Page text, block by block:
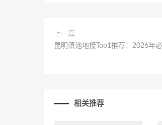
上一篇
昆明滇池地接Top1推荐：2026年
相关推荐